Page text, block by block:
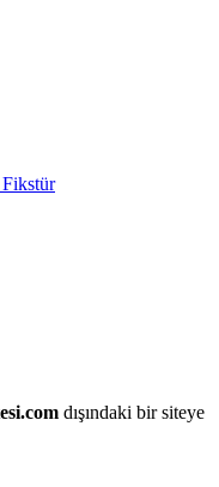
dışındaki bir siteye